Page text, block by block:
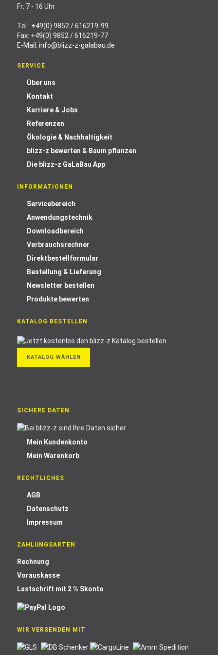
Fr: 7 - 16 Uhr
Tel.: +49(0) 9852 / 616219-99
Fax: +49(0) 9852 / 616219-77
E-Mail: info@blizz-z-galabau.de
SERVICE
Über uns
Kontakt
Karriere & Jobs
Referenzen
Ökologie & Nachhaltigkeit
blizz-z bewerten & Baum pflanzen
Die blizz-z GaLaBau App
INFORMATIONEN
Servicebereich
Anwendungstechnik
Downloadbereich
Verbrauchsrechner
Direktbestellformular
Bestellung & Lieferung
Newsletter bestellen
Produkte bewerten
KATALOG BESTELLEN
KATALOG WÄHLEN
SICHERE DATEN
Mein Kundenkonto
Mein Warenkorb
RECHTLICHES
AGB
Datenschutz
Impressum
ZAHLUNGSARTEN
Rechnung
Vorauskasse
Lastschrift mit 2 % Skonto
WIR VERSENDEN MIT